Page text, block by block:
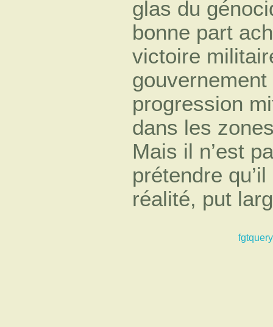
glas du
bonne part
victoire
progression
dans les
Mais il n’est
prétendre
réalité, put